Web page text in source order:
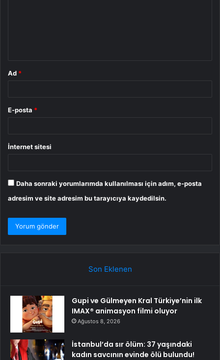
Ad *
E-posta *
İnternet sitesi
Daha sonraki yorumlarımda kullanılması için adım, e-posta
adresim ve site adresim bu tarayıcıya kaydedilsin.
Son Eklenen
Gupi ve Gülmeyen Kral Türkiye’nin ilk
IMAX® animasyon filmi oluyor
Ağustos 8, 2026
İstanbul’da sır ölüm: 37 yaşındaki
kadın savcının evinde ölü bulundu!